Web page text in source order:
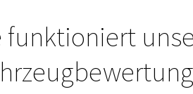
funktioniert